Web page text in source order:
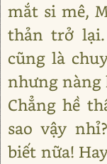
mắt si mê,
thản trở
cũng là
nhưng nàng
Chẳng hề
sao vậy
biết nữa!